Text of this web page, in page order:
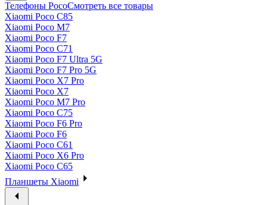
Телефоны PocoСмотреть все товары
Xiaomi Poco C85
Xiaomi Poco M7
Xiaomi Poco F7
Xiaomi Poco C71
Xiaomi Poco F7 Ultra 5G
Xiaomi Poco F7 Pro 5G
Xiaomi Poco X7 Pro
Xiaomi Poco X7
Xiaomi Poco M7 Pro
Xiaomi Poco C75
Xiaomi Poco F6 Pro
Xiaomi Poco F6
Xiaomi Poco C61
Xiaomi Poco X6 Pro
Xiaomi Poco C65
Планшеты Xiaomi